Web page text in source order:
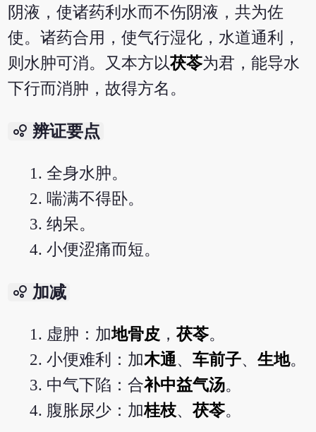
阴液，使诸药利水而不伤阴液，共为佐
使。诸药合用，使气行湿化，水道通利，
则水肿可消。又本方以茯苓为君，能导水
下行而消肿，故得方名。
bubble_chart 辨证要点
全身水肿。
喘满不得卧。
纳呆。
小便涩痛而短。
bubble_chart 加减
虚肿：加地骨皮 ，茯苓。
小便难利：加木通、车前子、生地。
中气下陷：合补中益气汤。
腹胀尿少：加桂枝、茯苓。